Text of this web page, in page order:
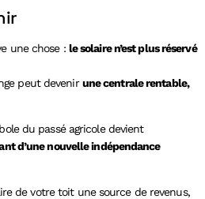
une chose : le solaire n’est plus réservé
peut devenirune centrale rentable,
du passé agricole devient
d’une nouvelle indépendance
de votre toit une source de revenus,